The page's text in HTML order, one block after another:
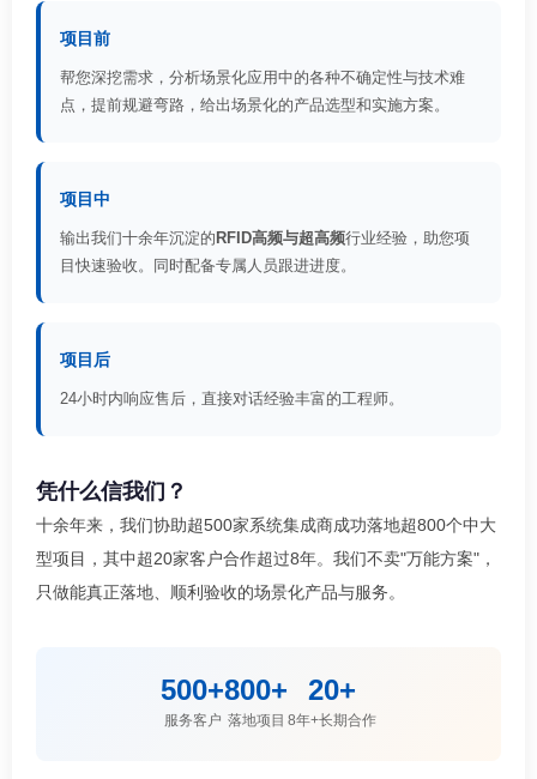
项目前
帮您深挖需求，分析场景化应用中的各种不确定性与技术难
点，提前规避弯路，给出场景化的产品选型和实施方案。
项目中
输出我们十余年沉淀的 RFID高频与超高频行业经验，助您项
目快速验收。同时配备专属人员跟进进度。
项目后
24小时内响应售后，直接对话经验丰富的工程师。
凭什么信我们？
十余年来，我们协助超500家系统集成商成功落地超800个中大
型项目，其中超20家客户合作超过8年。我们不卖"万能方案"，
只做能真正落地、顺利验收的场景化产品与服务。
500+
服务客户
800+
落地项目
20+
8年+长期合作